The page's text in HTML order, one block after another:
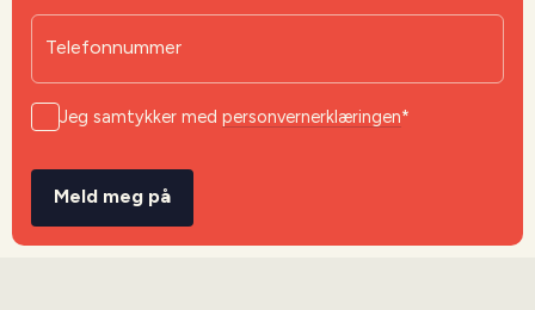
Telefonnummer
Jeg samtykker med personvernerklæringen*
Meld meg på